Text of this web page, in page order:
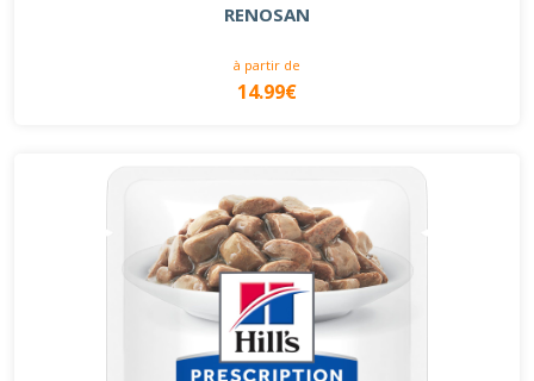
RENOSAN
à partir de
14.99€